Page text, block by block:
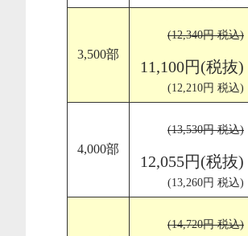
3,500部
(12,340円 税込)
11,100円(税抜)
(12,210円 税込)
4,000部
(13,530円 税込)
12,055円(税抜)
(13,260円 税込)
(14,720円 税込)